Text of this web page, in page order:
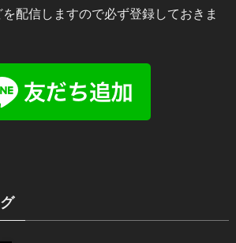
配信しますので必ず登録しておきま